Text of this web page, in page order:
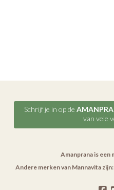
Schrijf je in op de
van vele
Amanprana is een
Andere merken van Mannavita zijn: